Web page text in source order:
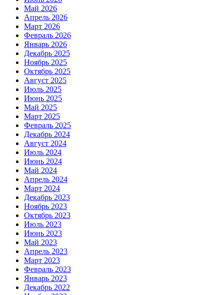
Май 2026
Апрель 2026
Март 2026
Февраль 2026
Январь 2026
Декабрь 2025
Ноябрь 2025
Октябрь 2025
Август 2025
Июль 2025
Июнь 2025
Май 2025
Март 2025
Февраль 2025
Декабрь 2024
Август 2024
Июль 2024
Июнь 2024
Май 2024
Апрель 2024
Март 2024
Декабрь 2023
Ноябрь 2023
Октябрь 2023
Июль 2023
Июнь 2023
Май 2023
Апрель 2023
Март 2023
Февраль 2023
Январь 2023
Декабрь 2022